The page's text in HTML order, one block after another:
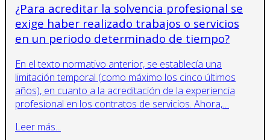
¿Para acreditar la solvencia profesional se
exige haber realizado trabajos o servicios
en un periodo determinado de tiempo?
En el texto normativo anterior, se establecía una
limitación temporal (como máximo los cinco últimos
años), en cuanto a la acreditación de la experiencia
profesional en los contratos de servicios. Ahora,…
Leer más...